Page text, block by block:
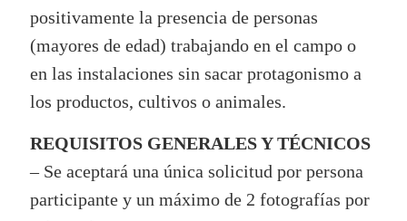
positivamente la presencia de personas
(mayores de edad) trabajando en el campo o
en las instalaciones sin sacar protagonismo a
los productos, cultivos o animales.
REQUISITOS GENERALES Y TÉCNICOS
– Se aceptará una única solicitud por persona
participante y un máximo de 2 fotografías por